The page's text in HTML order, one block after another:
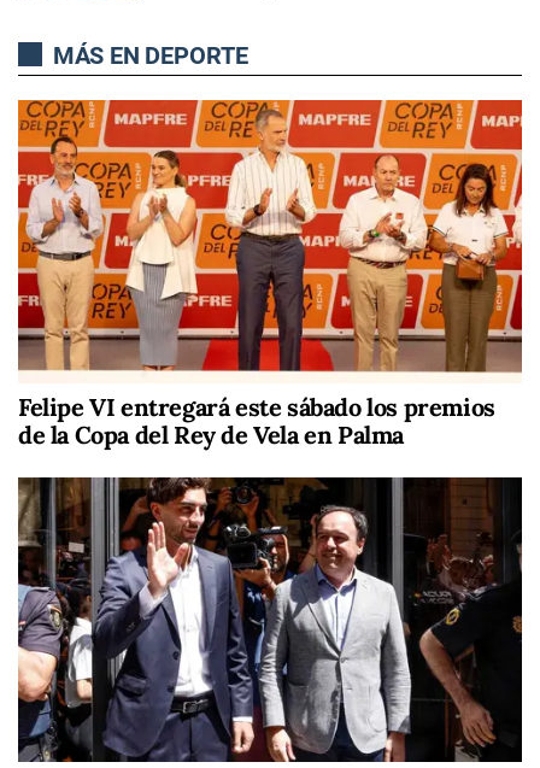
MÁS EN DEPORTE
Felipe VI entregará este sábado los premios
de la Copa del Rey de Vela en Palma